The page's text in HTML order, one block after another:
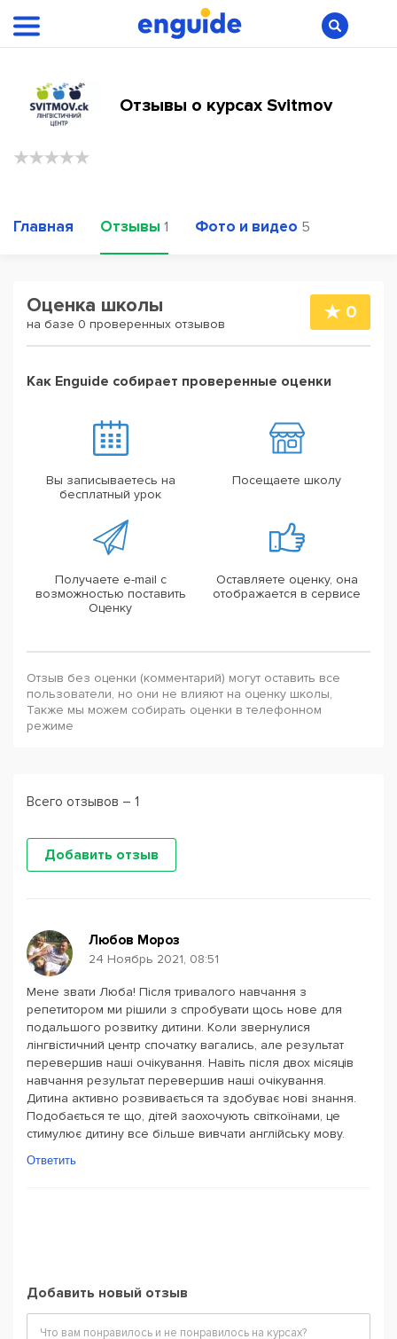
Отзывы о курсах Svitmov
Главная Отзывы 1 Фото и видео 5
Оценка школы
на базе 0 проверенных отзывов
0
Как Enguide собирает проверенные оценки
Вы записываетесь на
бесплатный урок
Посещаете школу
Получаете e-mail с
возможностью поставить
Оценку
Оставляете оценку, она
отображается в сервисе
Отзыв без оценки (комментарий) могут оставить все
пользователи, но они не влияют на оценку школы,
Также мы можем собирать оценки в телефонном
режиме
Всего отзывов – 1
Добавить отзыв
Любов Мороз
24 Ноябрь 2021, 08:51
Мене звати Люба! Після тривалого навчання з
репетитором ми рішили з спробувати щось нове для
подальшого розвитку дитини. Коли звернулися
лінгвістичний центр спочатку вагались, але результат
перевершив наші очікування. Навіть після двох місяців
навчання результат перевершив наші очікування.
Дитина активно розвивається та здобуває нові знання.
Подобається те що, дітей заохочують світкоїнами, це
стимулює дитину все більше вивчати англійську мову.
Ответить
Добавить новый отзыв